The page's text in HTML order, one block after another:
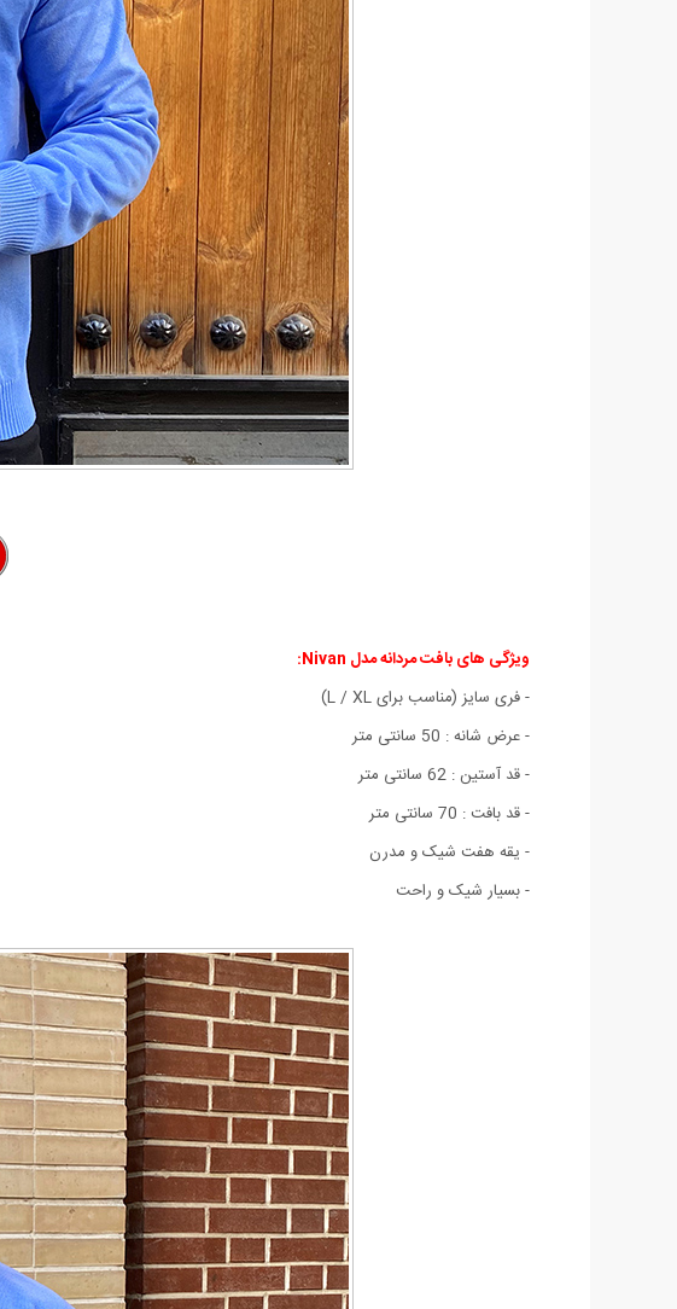
ویژگی های بافت مردانه مدل Nivan:
- فری سایز (مناسب برای L / XL)
- عرض شانه : 50 سانتی متر
- قد آستین : 62 سانتی متر
- قد بافت : 70 سانتی متر
- یقه هفت شیک و مدرن
- بسيار شيک و راحت